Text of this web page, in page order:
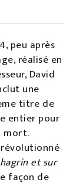
peu après
réalisé en
David
une
titre de
entier pour
mort.
et sur
façon de